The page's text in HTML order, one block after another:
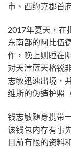
市、西约克郡首
2017年夏天，在
东南部的阿比伍
作，晚上则睡在
对天津蓝天格锐
志敏迅速出境，
维斯的伪造护照
钱志敏随身携带
该钱包内存有事
目前有限的资料